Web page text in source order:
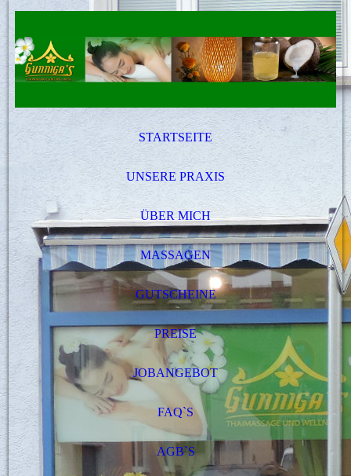
STARTSEITE
UNSERE PRAXIS
ÜBER MICH
MASSAGEN
GUTSCHEINE
PREISE
JOBANGEBOT
FAQ`S
AGB`S